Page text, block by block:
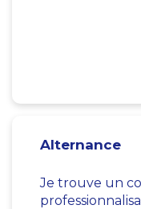
Alternance
Je trouve un